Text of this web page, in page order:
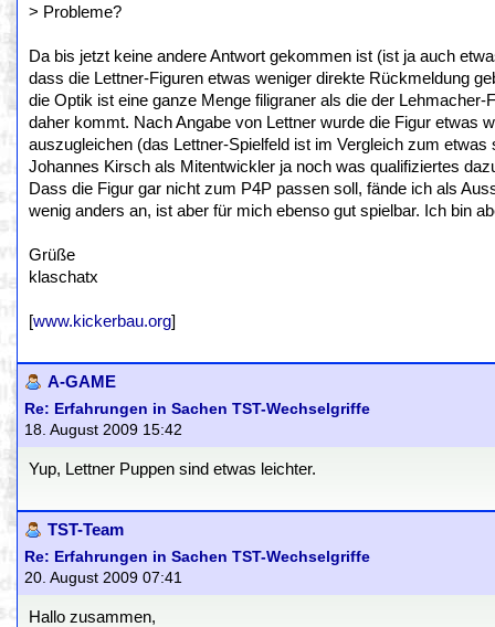
> Probleme?
Da bis jetzt keine andere Antwort gekommen ist (ist ja auch
dass die Lettner-Figuren etwas weniger direkte Rückmeldung
die Optik ist eine ganze Menge filigraner als die der
daher kommt. Nach Angabe von Lettner wurde die Figur etwas
auszugleichen (das Lettner-Spielfeld ist im Vergleich zum
Johannes Kirsch als Mitentwickler ja noch was qualifiziertes
Dass die Figur gar nicht zum P4P passen soll, fände ich als
wenig anders an, ist aber für mich ebenso gut spielbar. Ich bin
Grüße
klaschatx
[www.kickerbau.org]
A-GAME
Re: Erfahrungen in Sachen TST-Wechselgriffe
18. August 2009 15:42
Yup, Lettner Puppen sind etwas leichter.
TST-Team
Re: Erfahrungen in Sachen TST-Wechselgriffe
20. August 2009 07:41
Hallo zusammen,